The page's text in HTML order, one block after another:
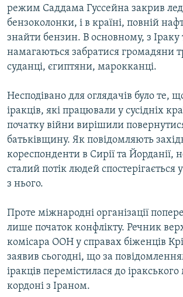
режим Саддама Гуссейна закрив
бензоколонки, і в країні, повній
знайти бензин. В основному, з Іраку
намагаються забратися громадяни
суданці, єгиптяни, марокканці.
Несподівано для оглядачів було те,
іракців, які працювали у сусідніх
початку війни вирішили
батьківщину. Як повідомляють
кореспонденти в Сирії та Йорданії,
сталий потік людей спостерігається
з нього.
Проте міжнародні організації
лише початок конфлікту. Речник
комісара ООН у справах біженців
заявив сьогодні, що за
іракців перемістилася до іракського
кордоні з Іраном.